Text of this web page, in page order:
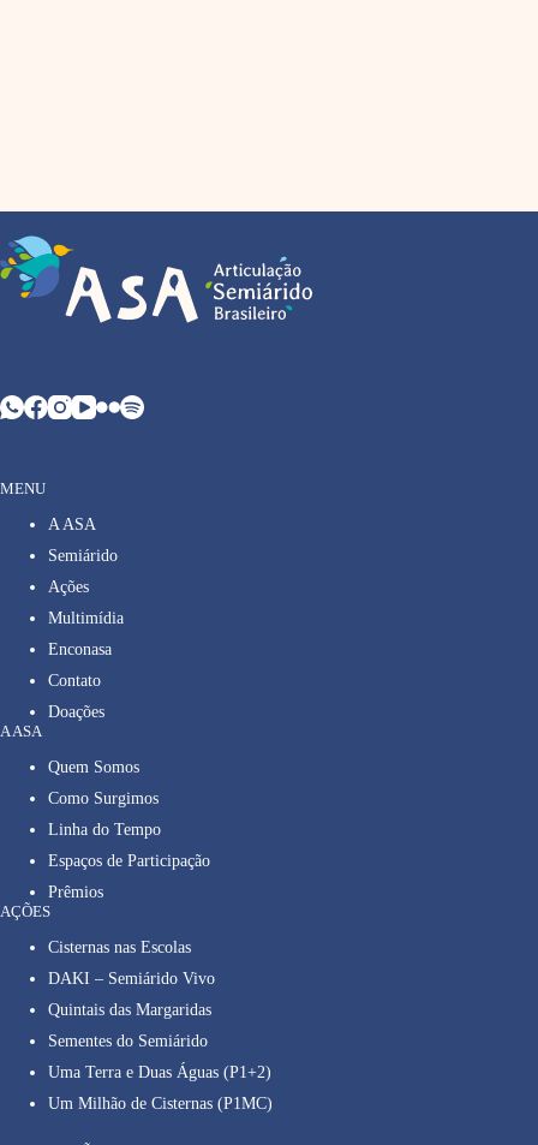
MENU
A ASA
Semiárido
Ações
Multimídia
Enconasa
Contato
Doações
A ASA
Quem Somos
Como Surgimos
Linha do Tempo
Espaços de Participação
Prêmios
AÇÕES
Cisternas nas Escolas
DAKI – Semiárido Vivo
Quintais das Margaridas
Sementes do Semiárido
Uma Terra e Duas Águas (P1+2)
Um Milhão de Cisternas (P1MC)